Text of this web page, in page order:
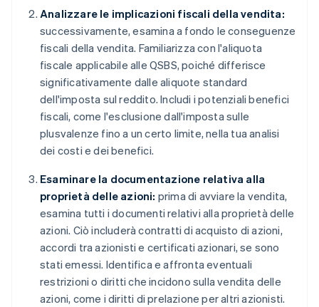
Analizzare le implicazioni fiscali della vendita:
successivamente, esamina a fondo le conseguenze
fiscali della vendita. Familiarizza con l'aliquota
fiscale applicabile alle QSBS, poiché differisce
significativamente dalle aliquote standard
dell'imposta sul reddito. Includi i potenziali benefici
fiscali, come l'esclusione dall'imposta sulle
plusvalenze fino a un certo limite, nella tua analisi
dei costi e dei benefici.
Esaminare la documentazione relativa alla
proprietà delle azioni: prima di avviare la vendita,
esamina tutti i documenti relativi alla proprietà delle
azioni. Ciò includerà contratti di acquisto di azioni,
accordi tra azionisti e certificati azionari, se sono
stati emessi. Identifica e affronta eventuali
restrizioni o diritti che incidono sulla vendita delle
azioni, come i diritti di prelazione per altri azionisti.